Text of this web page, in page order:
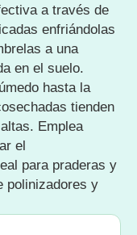
a través de
enfriándolas
a una
en el suelo.
hasta la
tienden
Emplea
el
para praderas y
polinizadores y